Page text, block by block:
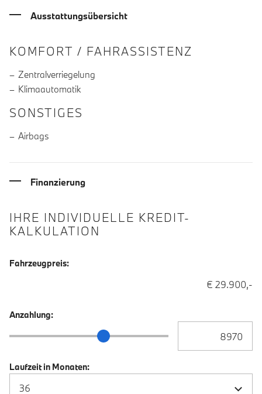
Ausstattungsübersicht
INFORMATIONEN ÜBER DIE
KOMFORT / FAHRASSISTENZ
Zentralverriegelung
Klimaautomatik
SONSTIGES
Airbags
Finanzierung
IHRE INDIVIDUELLE KREDIT-
KALKULATION
Fahrzeugpreis:
€ 29.900,-
Anzahlung:
Anzahlung Schieberegler
Laufzeit in Monaten: